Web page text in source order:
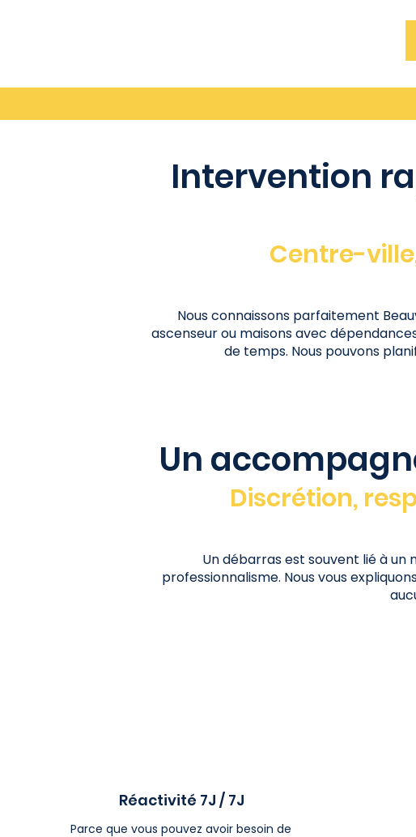
Intervention
Centre-
Nous connaissons parfaitement
ascenseur ou maisons avec
de temps. Nous pouvons
Un
Discrétion,
Un débarras est souvent lié à
professionnalisme. Nous vous
Réactivité 7J / 7J
Parce que vous pouvez avoir besoin de